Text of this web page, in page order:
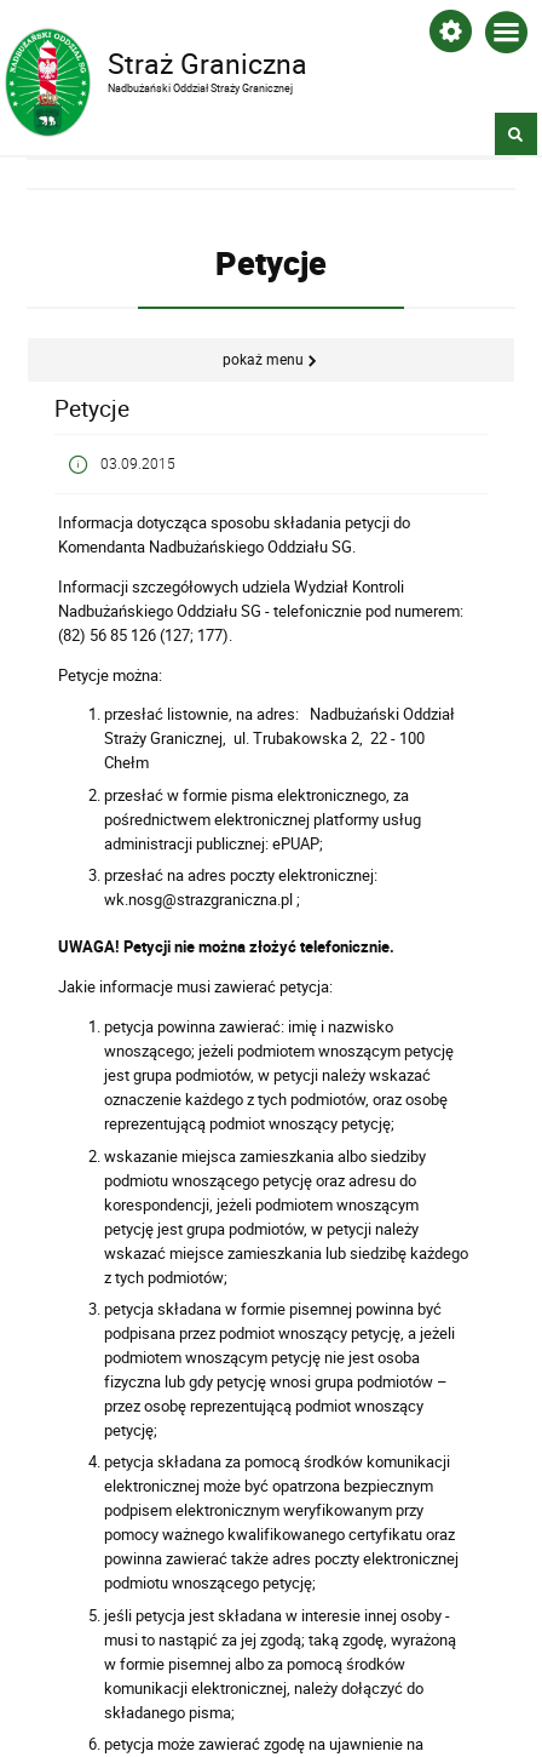
Straż Graniczna
Nadbużański Oddział Straży Granicznej
Petycje
pokaż menu
Petycje
03.09.2015
Informacja dotycząca sposobu składania petycji do
Komendanta Nadbużańskiego Oddziału SG.
Informacji szczegółowych udziela Wydział Kontroli
Nadbużańskiego Oddziału SG - telefonicznie pod numerem:
(82) 56 85 126 (127; 177).
Petycje można:
przesłać listownie, na adres: Nadbużański Oddział
Straży Granicznej, ul. Trubakowska 2, 22 - 100
Chełm
przesłać w formie pisma elektronicznego, za
pośrednictwem elektronicznej platformy usług
administracji publicznej: ePUAP;
przesłać na adres poczty elektronicznej:
wk.nosg@strazgraniczna.pl ;
UWAGA! Petycji nie można złożyć telefonicznie.
Jakie informacje musi zawierać petycja:
petycja powinna zawierać: imię i nazwisko
wnoszącego; jeżeli podmiotem wnoszącym petycję
jest grupa podmiotów, w petycji należy wskazać
oznaczenie każdego z tych podmiotów, oraz osobę
reprezentującą podmiot wnoszący petycję;
wskazanie miejsca zamieszkania albo siedziby
podmiotu wnoszącego petycję oraz adresu do
korespondencji, jeżeli podmiotem wnoszącym
petycję jest grupa podmiotów, w petycji należy
wskazać miejsce zamieszkania lub siedzibę każdego
z tych podmiotów;
petycja składana w formie pisemnej powinna być
podpisana przez podmiot wnoszący petycję, a jeżeli
podmiotem wnoszącym petycję nie jest osoba
fizyczna lub gdy petycję wnosi grupa podmiotów –
przez osobę reprezentującą podmiot wnoszący
petycję;
petycja składana za pomocą środków komunikacji
elektronicznej może być opatrzona bezpiecznym
podpisem elektronicznym weryfikowanym przy
pomocy ważnego kwalifikowanego certyfikatu oraz
powinna zawierać także adres poczty elektronicznej
podmiotu wnoszącego petycję;
jeśli petycja jest składana w interesie innej osoby -
musi to nastąpić za jej zgodą; taką zgodę, wyrażoną
w formie pisemnej albo za pomocą środków
komunikacji elektronicznej, należy dołączyć do
składanego pisma;
petycja może zawierać zgodę na ujawnienie na